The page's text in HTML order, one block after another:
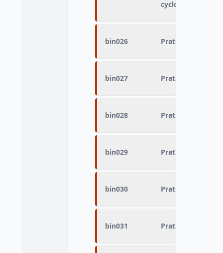
cyclotourisme
bin026 Pratique du sport
bin027 Pratique du sport
bin028 Pratique du
bin029 Pratique du
bin030 Pratique du
bin031 Pratique du